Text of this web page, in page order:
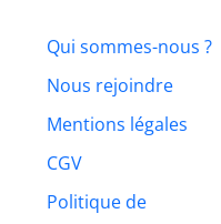
Qui sommes-nous ?
Nous rejoindre
Mentions légales
CGV
Politique de